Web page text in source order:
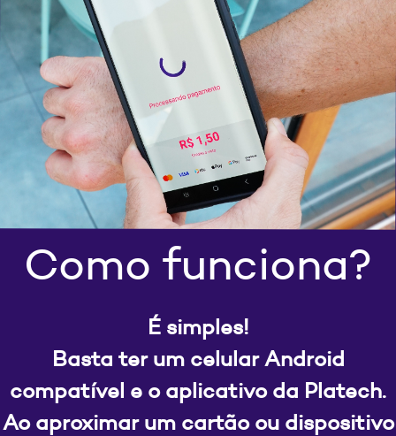
Como funciona?
É simples!
Basta ter um celular Android
compatível e o aplicativo da Platech.
Ao aproximar um cartão ou dispositivo